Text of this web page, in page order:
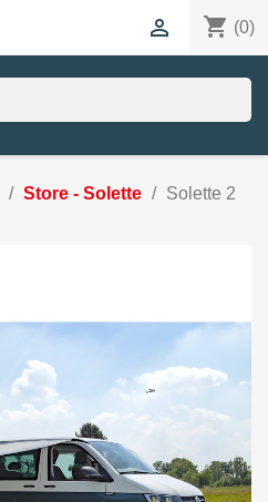
shopping_cart (0)

Store - Solette
Solette 2